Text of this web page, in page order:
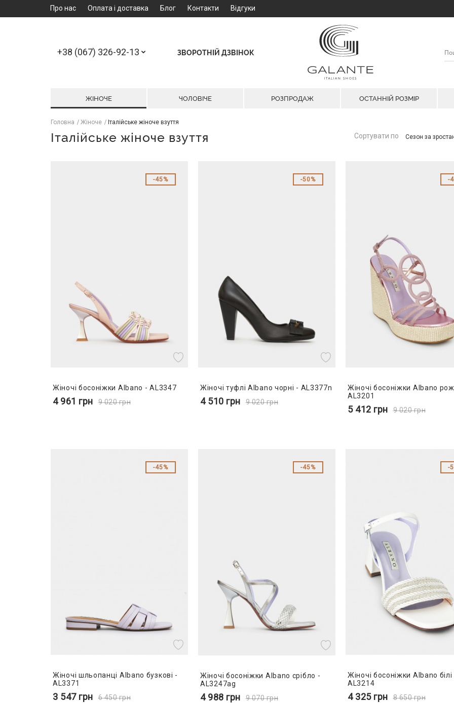
Про нас Оплата і доставка Блог Контакти Відгуки
+38 (067) 326-92-13 ЗВОРОТНІЙ ДЗВІНОК
ЖІНОЧЕ ЧОЛОВІЧЕ РОЗПРОДАЖ ОСТАННІЙ РОЗМІР
Головна Жіноче Італійське жіноче взуття
Італійське жіноче взуття Сортувати по Сезон за
45%
Жіночі босоніжки Albano - AL3347
4 961 грн 9 020грн
50%
Жіночі туфлі Albano чорні - AL3377n
4 510 грн 9 020грн
Жіночі босоніжки Albano
AL3201
5 412 грн 9 020грн
45%
Жіночі шльопанці Albano бузкові -
AL3371
3 547 грн 6 450грн
45%
Жіночі босоніжки Albano срібло -
AL3247ag
4 988 грн 9 070грн
Жіночі босоніжки Albano білі
AL3214
4 325 грн 8 650грн